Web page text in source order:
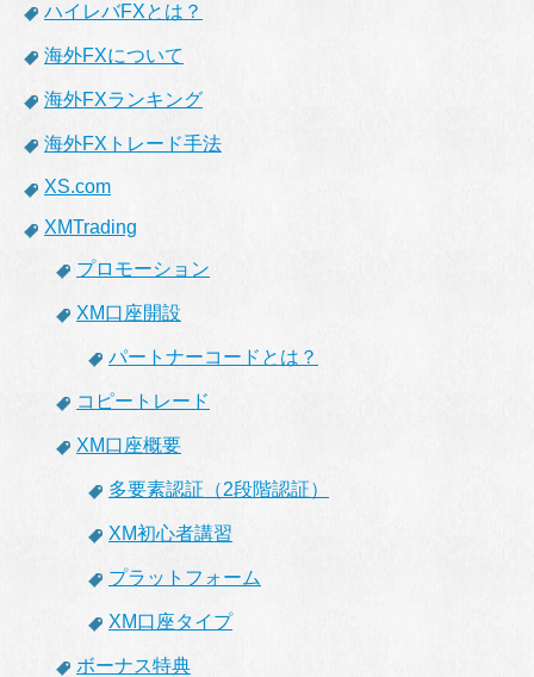
ハイレバFXとは？
海外FXについて
海外FXランキング
海外FXトレード手法
XS.com
XMTrading
プロモーション
XM口座開設
パートナーコードとは？
コピートレード
XM口座概要
多要素認証（2段階認証）
XM初心者講習
プラットフォーム
XM口座タイプ
ボーナス特典